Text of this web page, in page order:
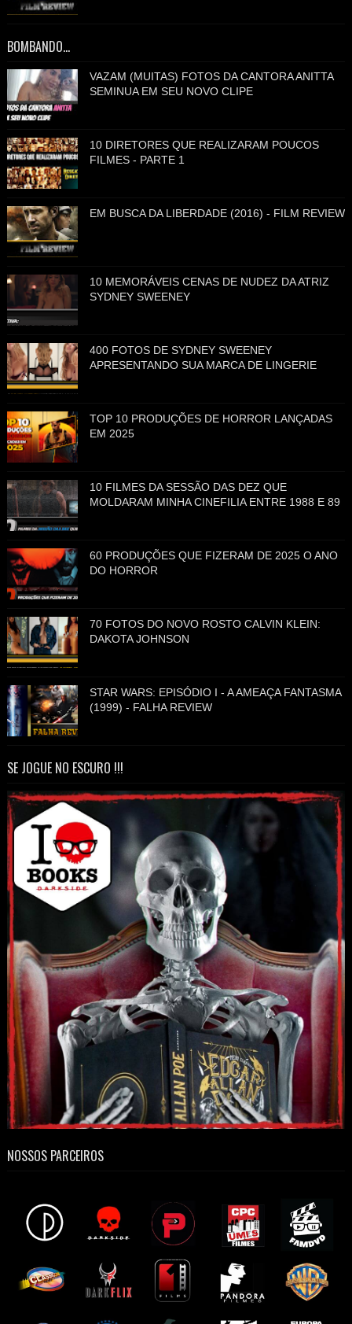
BOMBANDO...
VAZAM (MUITAS) FOTOS DA CANTORA ANITTA
SEMINUA EM SEU NOVO CLIPE
10 DIRETORES QUE REALIZARAM POUCOS
FILMES - PARTE 1
EM BUSCA DA LIBERDADE (2016) - FILM REVIEW
10 MEMORÁVEIS CENAS DE NUDEZ DA ATRIZ
SYDNEY SWEENEY
400 FOTOS DE SYDNEY SWEENEY
APRESENTANDO SUA MARCA DE LINGERIE
TOP 10 PRODUÇÕES DE HORROR LANÇADAS
EM 2025
10 FILMES DA SESSÃO DAS DEZ QUE
MOLDARAM MINHA CINEFILIA ENTRE 1988 E 89
60 PRODUÇÕES QUE FIZERAM DE 2025 O ANO
DO HORROR
70 FOTOS DO NOVO ROSTO CALVIN KLEIN:
DAKOTA JOHNSON
STAR WARS: EPISÓDIO I - A AMEAÇA FANTASMA
(1999) - FALHA REVIEW
SE JOGUE NO ESCURO !!!
NOSSOS PARCEIROS